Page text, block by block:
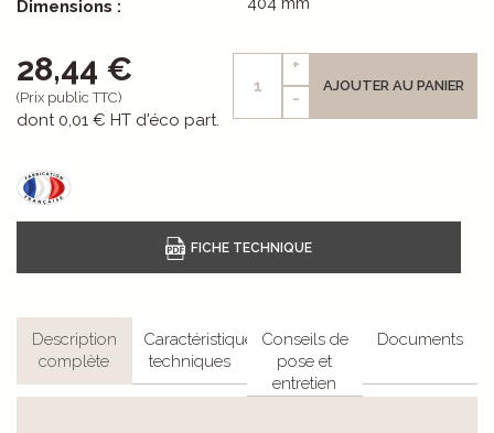
Dimensions :
28,44 €
(Prix public TTC)
dont 0,01 € HT d'éco part.
+
-
AJOUTER AU PANIER
Description
complète
Caractéristiques
techniques
Conseils de
pose et
entretien
Documents